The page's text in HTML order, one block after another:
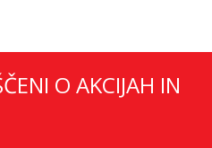
O AKCIJAH IN